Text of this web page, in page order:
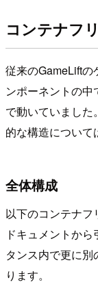
コンテナフ
従来のGameLiftの
ンポーネントの
で動いていまし
的な構造について
全体構成
以下のコンテナ
ドキュメントか
タンス内で更に
ります。